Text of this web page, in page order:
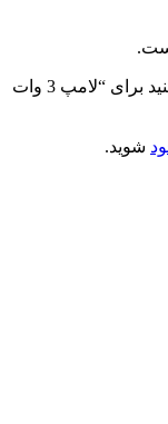
اولین نفری باشید که دیدگاهی را ارسال می کنید برای “لامپ 3 وات
شوید.